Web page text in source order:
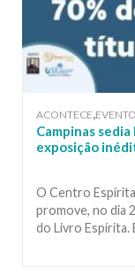
ACONTECE
Campinas
exposição
O Centro Espírita
promove, no dia
do Livro Espírita.